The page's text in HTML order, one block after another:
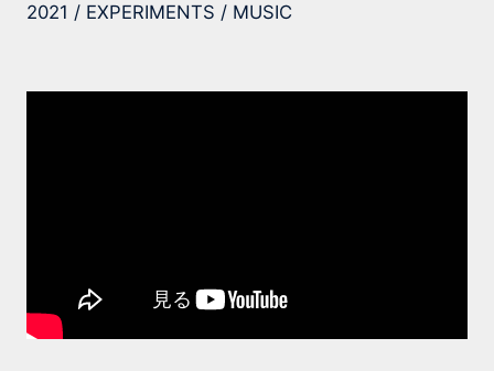
2021 EXPERIMENTS MUSIC